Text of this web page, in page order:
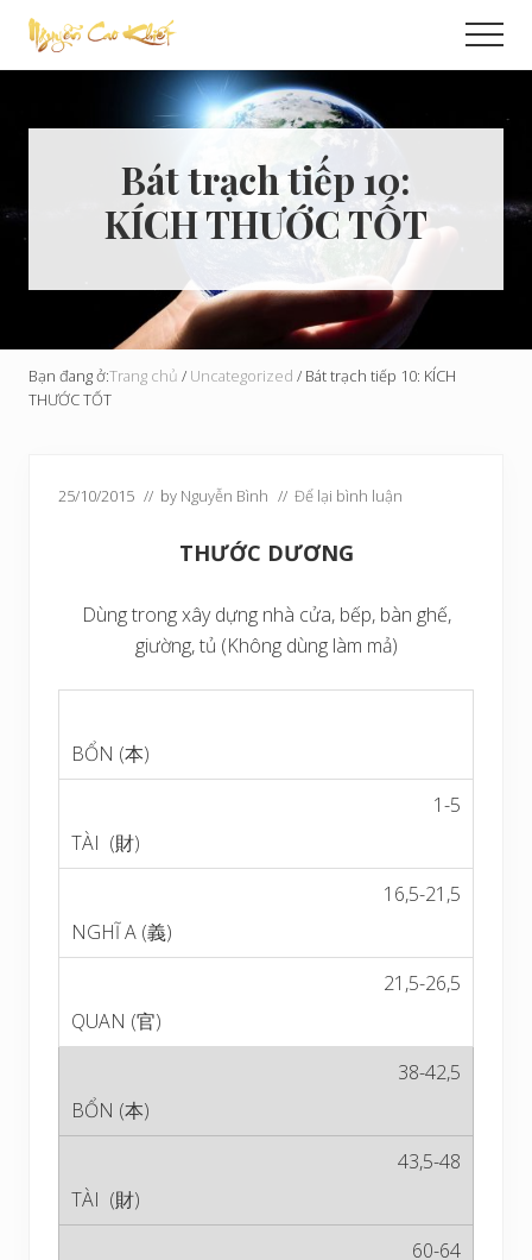
Menu
Skip
main
qua
primary
Cải
Cầu
Bát trạch tiếp 10:
KÍCH THƯỚC TỐT
Bạn đang ở:Trang chủ / Uncategorized / Bát trạch tiếp 10: KÍCH
THƯỚC TỐT
25/10/2015 // by Nguyễn Bình // Để lại bình luận
THƯỚC DƯƠNG
Dùng trong xây dựng nhà cửa, bếp, bàn ghế,
giường, tủ (Không dùng làm mả)
1-5
16,5-21,5
21,5-26,5
38-42,5
43,5-48
60-64